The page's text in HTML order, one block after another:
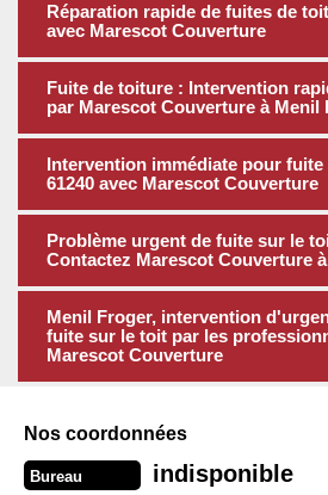
Réparation rapide de fuites de
avec Marescot Couverture
Fuite de toiture : Intervention
par Marescot Couverture à Menil
Intervention immédiate pour fuite
61240 avec Marescot Couverture
Problème urgent de fuite sur le
Contactez Marescot Couverture à
Menil Froger, intervention
fuite sur le toit par les
Marescot Couverture
Nos coordonnées
Bureau indisponible